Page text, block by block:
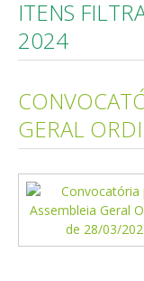
ITENS
2024
GERAL